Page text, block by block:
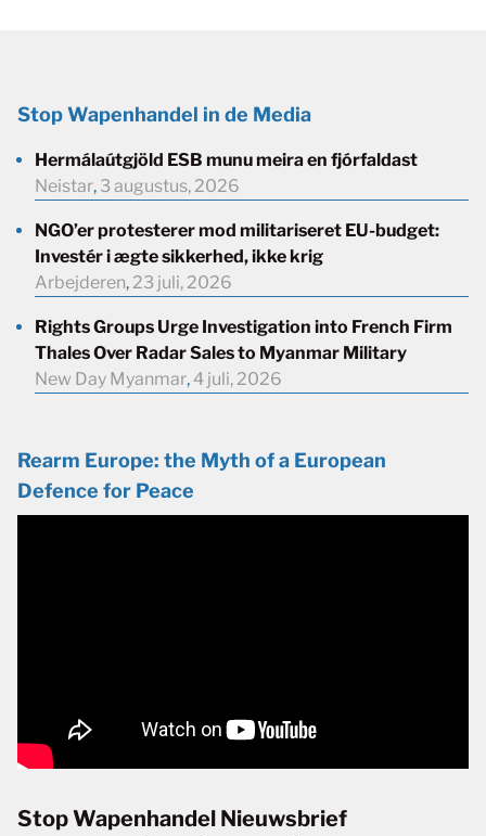
Stop Wapenhandel in de Media
Hermálaútgjöld ESB munu meira en fjórfaldast
Neistar, 3 augustus, 2026
NGO’er protesterer mod militariseret EU-budget:
Investér i ægte sikkerhed, ikke krig
Arbejderen, 23 juli, 2026
Rights Groups Urge Investigation into French Firm
Thales Over Radar Sales to Myanmar Military
New Day Myanmar, 4 juli, 2026
Rearm Europe: the Myth of a European
Defence for Peace
Stop Wapenhandel Nieuwsbrief